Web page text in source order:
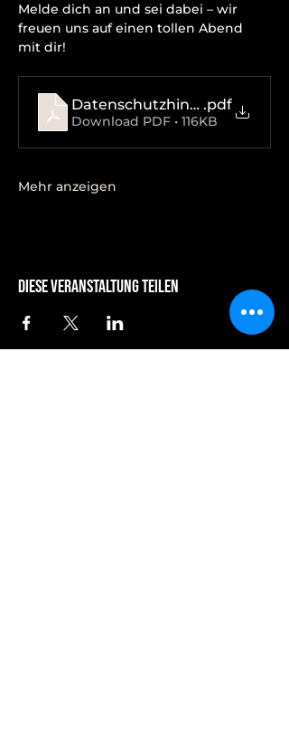
Melde dich an und sei dabei – wir
freuen uns auf einen tollen Abend
mit dir!
Datenschutzhinweise
.pdf
Download PDF • 116KB
Mehr anzeigen
Diese Veranstaltung teilen